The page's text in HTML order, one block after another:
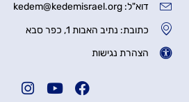
דוא"ל: kedem@kedemisrael.org
כתובת: נתיב האבות 1, כפר סבא
הצהרת נגישות